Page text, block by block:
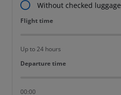
Without checked luggage
Flight time
Flight time
Up to 24 hours
Departure time
Departure time
00:00